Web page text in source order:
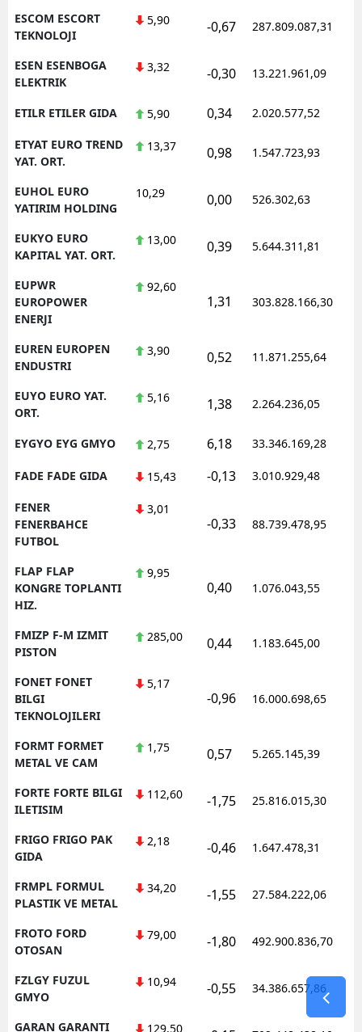
ESCOM ESCORT
TEKNOLOJI
5,90 -0,67 287.809.087,31
ESEN ESENBOGA
ELEKTRIK
3,32 -0,30 13.221.961,09
ETILR ETILER GIDA 5,90 0,34 2.020.577,52
ETYAT EURO TREND
YAT. ORT.
13,37 0,98 1.547.723,93
EUHOL EURO
YATIRIM HOLDING
10,29 0,00 526.302,63
EUKYO EURO
KAPITAL YAT. ORT.
13,00 0,39 5.644.311,81
EUPWR
EUROPOWER
ENERJI
92,60
1,31 303.828.166,30
EUREN EUROPEN
ENDUSTRI
3,90 0,52 11.871.255,64
EUYO EURO YAT.
ORT.
5,16 1,38 2.264.236,05
EYGYO EYG GMYO 2,75 6,18 33.346.169,28
FADE FADE GIDA 15,43 -0,13 3.010.929,48
FENER
FENERBAHCE
FUTBOL
3,01
-0,33 88.739.478,95
FLAP FLAP
KONGRE TOPLANTI
HIZ.
9,95
0,40 1.076.043,55
FMIZP F-M IZMIT
PISTON
285,00 0,44 1.183.645,00
FONET FONET
BILGI
TEKNOLOJILERI
5,17
-0,96 16.000.698,65
FORMT FORMET
METAL VE CAM
1,75 0,57 5.265.145,39
FORTE FORTE BILGI
ILETISIM
112,60 -1,75 25.816.015,30
FRIGO FRIGO PAK
GIDA
2,18 -0,46 1.647.478,31
FRMPL FORMUL
PLASTIK VE METAL
34,20 -1,55 27.584.222,06
FROTO FORD
OTOSAN
79,00 -1,80 492.900.836,70
FZLGY FUZUL
GMYO
10,94 -0,55 34.386.657,86
GARAN GARANTI 129,50